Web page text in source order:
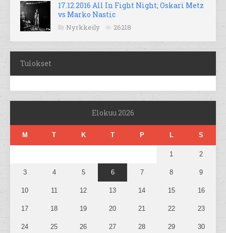
17.12.2016 All In Fight Night; Oskari Metz
vs Marko Nastic
Nyrkkeily 26218
Tulokset
Elokuu 2026
M T K T P L S
1 2
3 4 5 6 7 8 9
10 11 12 13 14 15 16
17 18 19 20 21 22 23
24 25 26 27 28 29 30